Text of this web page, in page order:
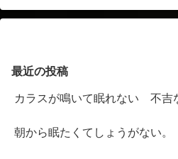
最近の投稿
カラスが鳴いて眠れない 不吉
朝から眠たくてしょうがない。